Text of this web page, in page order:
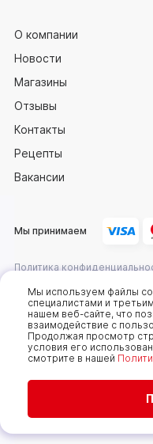
Мы используем файлы
специалистами и
нашем веб-сайте, что
взаимодействие с
Продолжая просмотр
условия его
смотрите в нашей
О компании
Новости
Магазины
Отзывы
Контакты
Рецепты
Вакансии
2025 © Компания
Мы используем cookie-
статистику, которая
можете отключить cookie-
Продолжая пользоваться
настроек, вы даете
ваших cookie-файлов.
нашем сайте!Подробнее..
Политика
Оферта
Мы принимаем